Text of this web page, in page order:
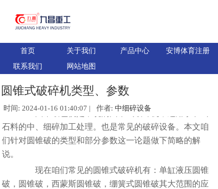
首页 关于我们 产品中心
安博体育注册
联系我们
网站地图
圆锥式破碎机类型、参数
时间: 2024-01-16 01:40:07 | 作者:中细碎设备
圆锥破也便是常说的圆锥式破碎机，适用于矿山
石料的中、细碎加工处理。也是常见的破碎设备。本文咱
们针对圆锥破的类型和部分参数这一论题做下简略的解
说。
现在咱们常见的圆锥式破碎机有：单缸液压圆锥
破，圆锥破，西蒙斯圆锥破，绷簧式圆锥破其大范围的应